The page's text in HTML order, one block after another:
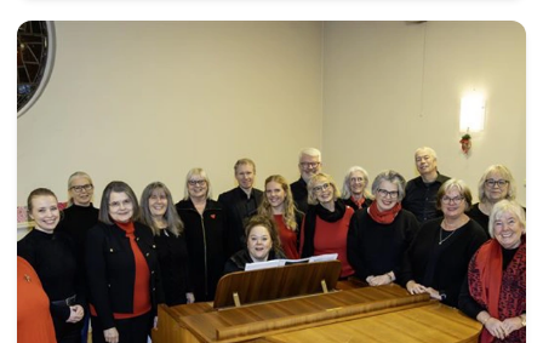
de leverer holder et meget høyt nivå.